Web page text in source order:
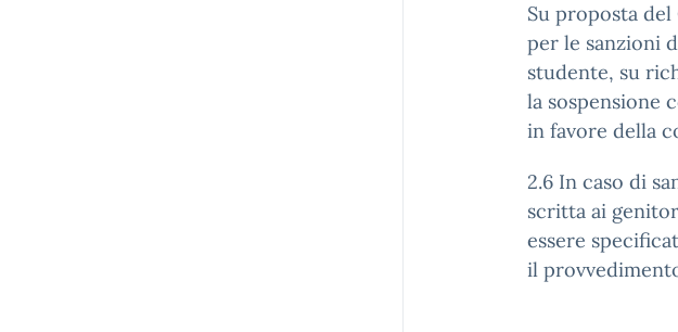
Su proposta
per le sanzioni
studente, su
la sospensione
in favore della
2.6 In caso di
scritta ai
essere
il